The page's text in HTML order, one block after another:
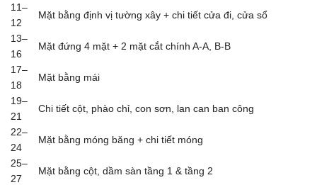
11–
12
Mặt bằng định vị tường xây + chi tiết cửa đi, cửa sổ
13–
16
Mặt đứng 4 mặt + 2 mặt cắt chính A-A, B-B
17–
18
Mặt bằng mái
19–
21
Chi tiết cột, phào chỉ, con sơn, lan can ban công
22–
24
Mặt bằng móng băng + chi tiết móng
25–
27
Mặt bằng cột, dầm sàn tầng 1 & tầng 2